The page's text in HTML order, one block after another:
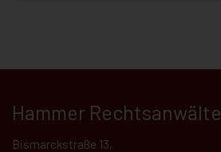
Hammer Rechtsanwälte
Bismarckstraße 13,